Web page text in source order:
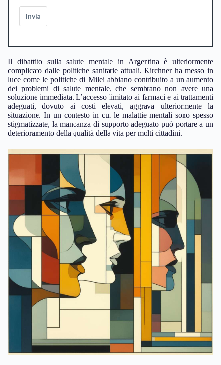
Invia
Il dibattito sulla salute mentale in Argentina è ulteriormente
complicato dalle politiche sanitarie attuali. Kirchner ha messo in
luce come le politiche di Milei abbiano contribuito a un aumento
dei problemi di salute mentale, che sembrano non avere una
soluzione immediata. L’accesso limitato ai farmaci e ai trattamenti
adeguati, dovuto ai costi elevati, aggrava ulteriormente la
situazione. In un contesto in cui le malattie mentali sono spesso
stigmatizzate, la mancanza di supporto adeguato può portare a un
deterioramento della qualità della vita per molti cittadini.